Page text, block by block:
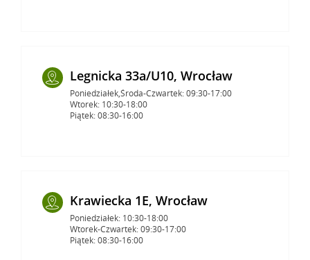
Legnicka 33a/U10, Wrocław
Poniedziałek,Środa-Czwartek: 09:30-17:00
Wtorek: 10:30-18:00
Piątek: 08:30-16:00
Krawiecka 1E, Wrocław
Poniedziałek: 10:30-18:00
Wtorek-Czwartek: 09:30-17:00
Piątek: 08:30-16:00